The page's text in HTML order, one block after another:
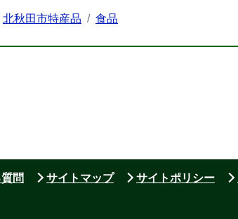
北秋田市特産品 食品
問 サイトマップ サイトポリシー